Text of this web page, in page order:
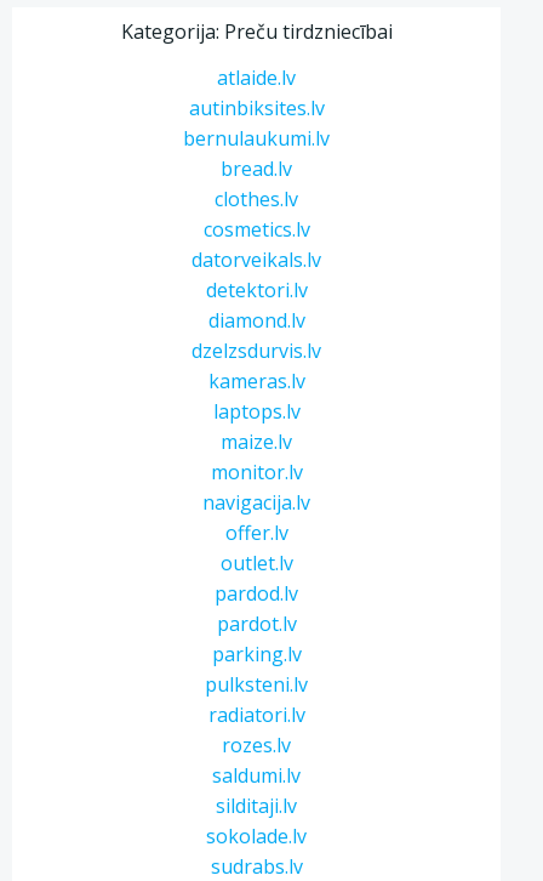
Kategorija: Preču tirdzniecībai
atlaide.lv
autinbiksites.lv
bernulaukumi.lv
bread.lv
clothes.lv
cosmetics.lv
datorveikals.lv
detektori.lv
diamond.lv
dzelzsdurvis.lv
kameras.lv
laptops.lv
maize.lv
monitor.lv
navigacija.lv
offer.lv
outlet.lv
pardod.lv
pardot.lv
parking.lv
pulksteni.lv
radiatori.lv
rozes.lv
saldumi.lv
silditaji.lv
sokolade.lv
sudrabs.lv